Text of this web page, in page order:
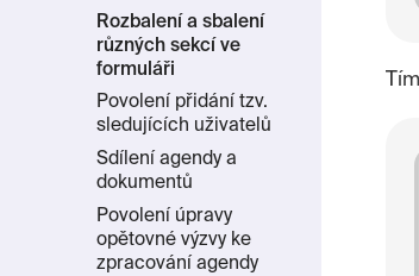
Rozbalení a sbalení
různých sekcí ve
formuláři
Povolení přidání tzv.
sledujících uživatelů
Sdílení agendy a
dokumentů
Povolení úpravy
opětovné výzvy ke
zpracování agendy